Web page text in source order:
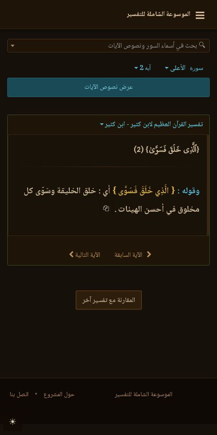
الموسوعة الشاملة للتفسير
🔍 بحث في أسماء السور ونصوص الآيات
سورة الأعلى آية 2
عرض نصوص الآيات
تفسير القرآن العظيم لابن كثير - ابن كثير
{ٱلَّذِي خَلَقَ فَسَوَّىٰ} (2)
وقوله : { الَّذِي خَلَقَ فَسَوَّى } أي : خلق الخليقة وسَوّى كل
مخلوق في أحسن الهيئات .
الآية السابقة الآية التالية
المقارنة مع تفسير آخر
حول المشروع • اتصل بنا الموسوعة الشاملة للتفسير
☀